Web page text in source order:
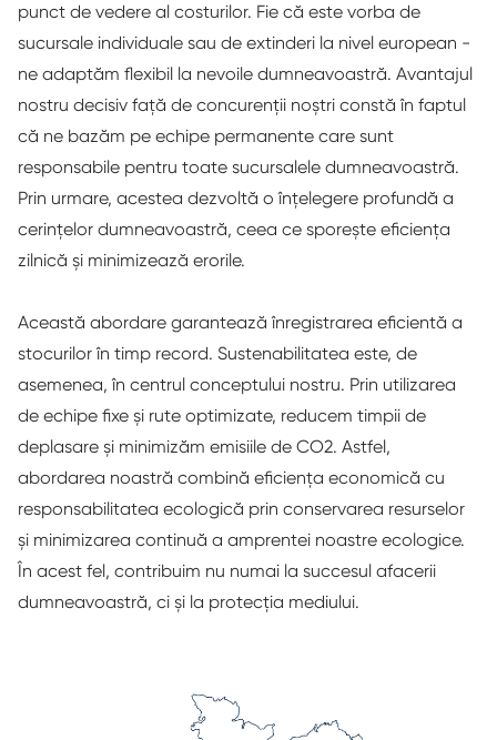
punct de vedere al costurilor. Fie că este vorba de
sucursale individuale sau de extinderi la nivel european -
ne adaptăm flexibil la nevoile dumneavoastră. Avantajul
nostru decisiv față de concurenții noștri constă în faptul
că ne bazăm pe echipe permanente care sunt
responsabile pentru toate sucursalele dumneavoastră.
Prin urmare, acestea dezvoltă o înțelegere profundă a
cerințelor dumneavoastră, ceea ce sporește eficiența
zilnică și minimizează erorile.
Această abordare garantează înregistrarea eficientă a
stocurilor în timp record. Sustenabilitatea este, de
asemenea, în centrul conceptului nostru. Prin utilizarea
de echipe fixe și rute optimizate, reducem timpii de
deplasare și minimizăm emisiile de CO2. Astfel,
abordarea noastră combină eficiența economică cu
responsabilitatea ecologică prin conservarea resurselor
și minimizarea continuă a amprentei noastre ecologice.
În acest fel, contribuim nu numai la succesul afacerii
dumneavoastră, ci și la protecția mediului.